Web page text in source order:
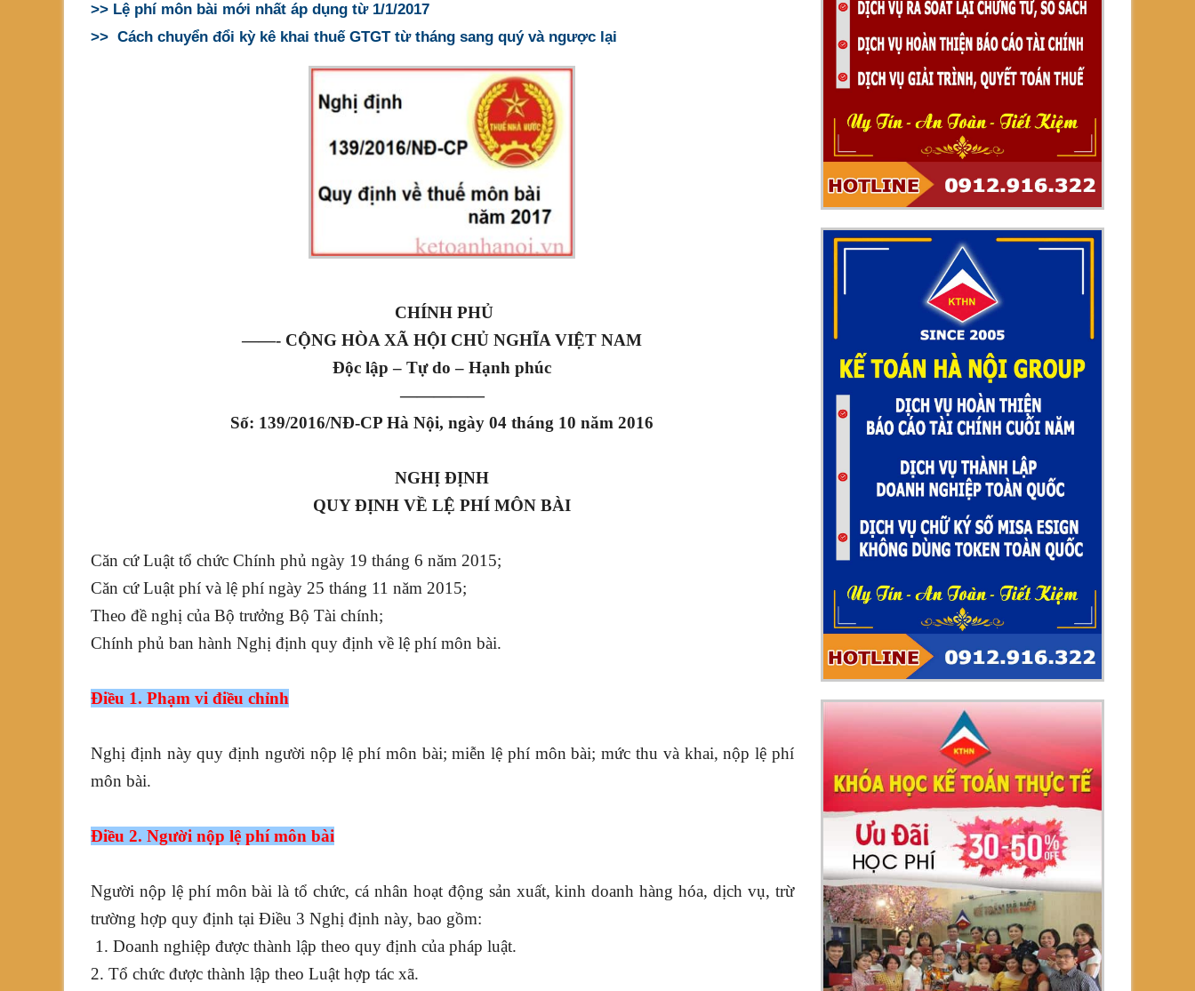
>> Lệ phí môn bài mới nhất áp dụng từ 1/1/2017
>> Cách chuyển đổi kỳ kê khai thuế GTGT từ tháng sang quý và ngược lại
CHÍNH PHỦ
——- CỘNG HÒA XÃ HỘI CHỦ NGHĨA VIỆT NAM
Độc lập – Tự do – Hạnh phúc
—————
Số: 139/2016/NĐ-CP Hà Nội, ngày 04 tháng 10 năm 2016
NGHỊ ĐỊNH
QUY ĐỊNH VỀ LỆ PHÍ MÔN BÀI
Căn cứ Luật tổ chức Chính phủ ngày 19 tháng 6 năm 2015;
Căn cứ Luật phí và lệ phí ngày 25 tháng 11 năm 2015;
Theo đề nghị của Bộ trưởng Bộ Tài chính;
Chính phủ ban hành Nghị định quy định về lệ phí môn bài.
Điều 1. Phạm vi điều chỉnh
Nghị định này quy định người nộp lệ phí môn bài; miễn lệ phí môn bài; mức thu và khai, nộp lệ phí
môn bài.
Điều 2. Người nộp lệ phí môn bài
Người nộp lệ phí môn bài là tổ chức, cá nhân hoạt động sản xuất, kinh doanh hàng hóa, dịch vụ, trừ
trường hợp quy định tại Điều 3 Nghị định này, bao gồm:
1. Doanh nghiệp được thành lập theo quy định của pháp luật.
2. Tổ chức được thành lập theo Luật hợp tác xã.